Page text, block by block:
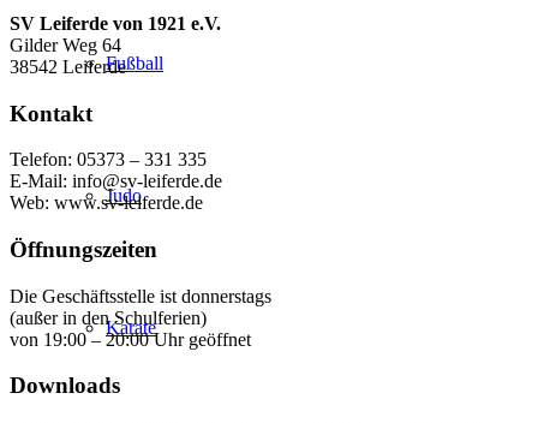
Fußball
Judo
Karate
SV Leiferde von 1921 e.V.
Gilder Weg 64
38542 Leiferde
Kontakt
Telefon: 05373 – 331 335
E-Mail: info@sv-leiferde.de
Web: www.sv-leiferde.de
Öffnungszeiten
Die Geschäftsstelle ist donnerstags
(außer in den Schulferien)
von 19:00 – 20:00 Uhr geöffnet
Downloads